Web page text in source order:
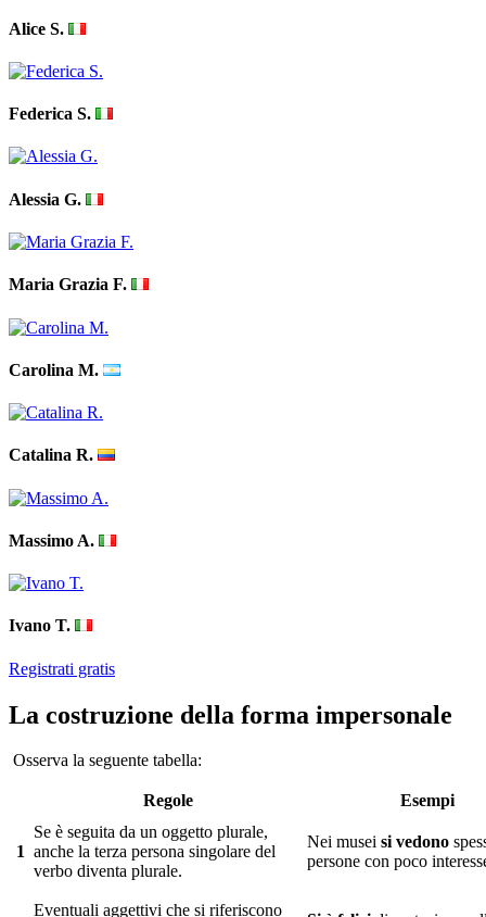
Alice S.
Federica S.
Alessia G.
Maria Grazia F.
Carolina M.
Catalina R.
Massimo A.
Ivano T.
Registrati gratis
La costruzione della forma impersonale
Osserva la seguente tabella:
Regole Esempi
1
Se è seguita da un oggetto plurale,
anche la terza persona singolare del
verbo diventa plurale.
Nei musei si vedono
persone con poco
Eventuali aggettivi che si riferiscono